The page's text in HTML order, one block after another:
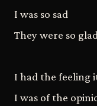
I was so sad
They were so
I had the feeling
I was of the